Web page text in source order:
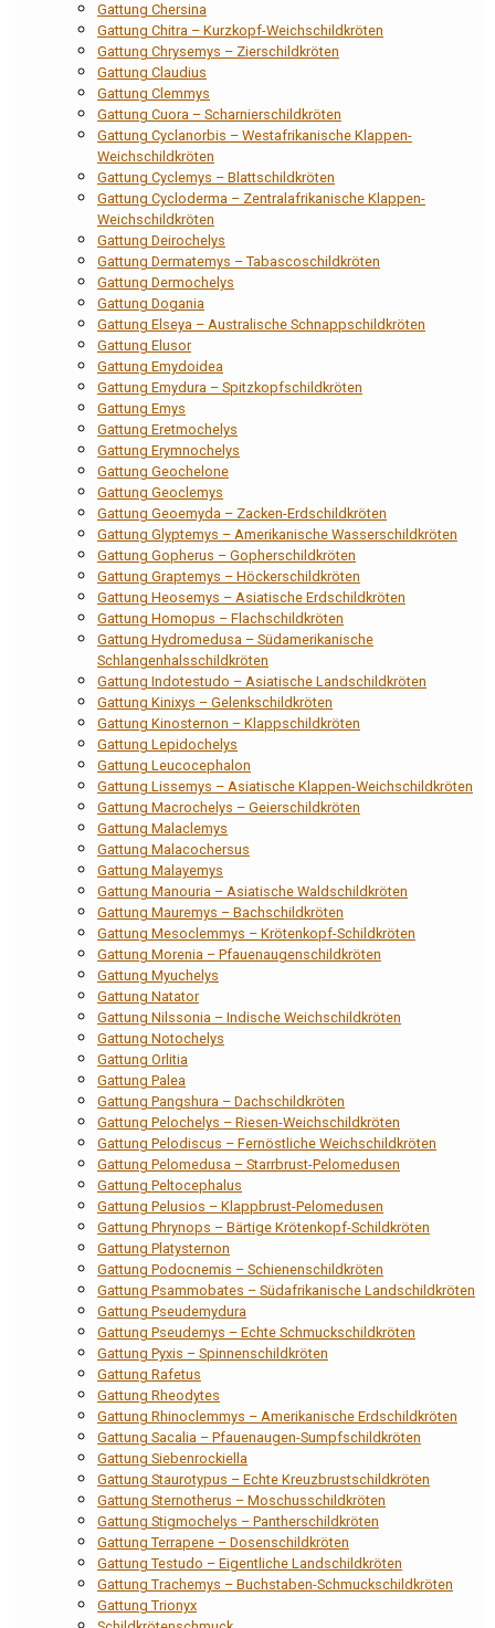
Gattung Chersina
Gattung Chitra – Kurzkopf-Weichschildkröten
Gattung Chrysemys – Zierschildkröten
Gattung Claudius
Gattung Clemmys
Gattung Cuora – Scharnierschildkröten
Gattung Cyclanorbis – Westafrikanische Klappen-
Weichschildkröten
Gattung Cyclemys – Blattschildkröten
Gattung Cycloderma – Zentralafrikanische Klappen-
Weichschildkröten
Gattung Deirochelys
Gattung Dermatemys – Tabascoschildkröten
Gattung Dermochelys
Gattung Dogania
Gattung Elseya – Australische Schnappschildkröten
Gattung Elusor
Gattung Emydoidea
Gattung Emydura – Spitzkopfschildkröten
Gattung Emys
Gattung Eretmochelys
Gattung Erymnochelys
Gattung Geochelone
Gattung Geoclemys
Gattung Geoemyda – Zacken-Erdschildkröten
Gattung Glyptemys – Amerikanische Wasserschildkröten
Gattung Gopherus – Gopherschildkröten
Gattung Graptemys – Höckerschildkröten
Gattung Heosemys – Asiatische Erdschildkröten
Gattung Homopus – Flachschildkröten
Gattung Hydromedusa – Südamerikanische
Schlangenhalsschildkröten
Gattung Indotestudo – Asiatische Landschildkröten
Gattung Kinixys – Gelenkschildkröten
Gattung Kinosternon – Klappschildkröten
Gattung Lepidochelys
Gattung Leucocephalon
Gattung Lissemys – Asiatische Klappen-Weichschildkröten
Gattung Macrochelys – Geierschildkröten
Gattung Malaclemys
Gattung Malacochersus
Gattung Malayemys
Gattung Manouria – Asiatische Waldschildkröten
Gattung Mauremys – Bachschildkröten
Gattung Mesoclemmys – Krötenkopf-Schildkröten
Gattung Morenia – Pfauenaugenschildkröten
Gattung Myuchelys
Gattung Natator
Gattung Nilssonia – Indische Weichschildkröten
Gattung Notochelys
Gattung Orlitia
Gattung Palea
Gattung Pangshura – Dachschildkröten
Gattung Pelochelys – Riesen-Weichschildkröten
Gattung Pelodiscus – Fernöstliche Weichschildkröten
Gattung Pelomedusa – Starrbrust-Pelomedusen
Gattung Peltocephalus
Gattung Pelusios – Klappbrust-Pelomedusen
Gattung Phrynops – Bärtige Krötenkopf-Schildkröten
Gattung Platysternon
Gattung Podocnemis – Schienenschildkröten
Gattung Psammobates – Südafrikanische Landschildkröten
Gattung Pseudemydura
Gattung Pseudemys – Echte Schmuckschildkröten
Gattung Pyxis – Spinnenschildkröten
Gattung Rafetus
Gattung Rheodytes
Gattung Rhinoclemmys – Amerikanische Erdschildkröten
Gattung Sacalia – Pfauenaugen-Sumpfschildkröten
Gattung Siebenrockiella
Gattung Staurotypus – Echte Kreuzbrustschildkröten
Gattung Sternotherus – Moschusschildkröten
Gattung Stigmochelys – Pantherschildkröten
Gattung Terrapene – Dosenschildkröten
Gattung Testudo – Eigentliche Landschildkröten
Gattung Trachemys – Buchstaben-Schmuckschildkröten
Gattung Trionyx